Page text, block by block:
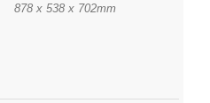
878 x 538 x 702mm